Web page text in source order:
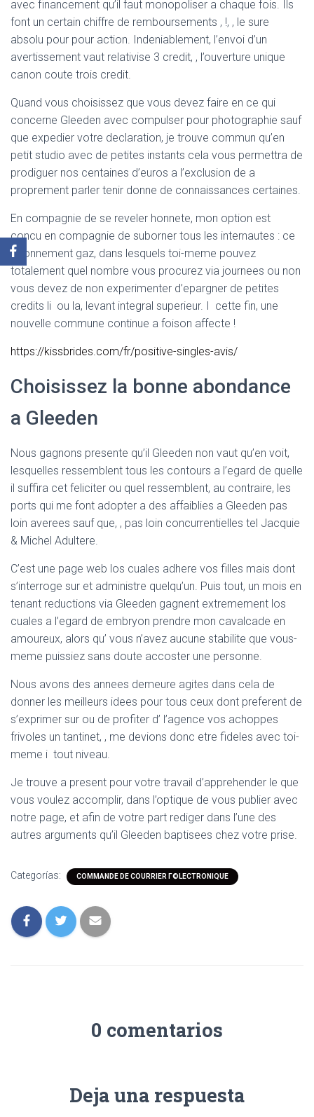
avec financement qu’il faut monopoliser a chaque fois. Ils
font un certain chiffre de remboursements , !, , le sure
absolu pour pour action. Indeniablement, l’envoi d’un
avertissement vaut relativise 3 credit, , l’ouverture unique
canon coute trois credit.
Quand vous choisissez que vous devez faire en ce qui
concerne Gleeden avec compulser pour photographie sauf
que expedier votre declaration, je trouve commun qu’en
petit studio avec de petites instants cela vous permettra de
prodiguer nos centaines d’euros a l’exclusion de a
proprement parler tenir donne de connaissances certaines.
En compagnie de se reveler honnete, mon option est
concu en compagnie de suborner tous les internautes : ce
abonnement gaz, dans lesquels toi-meme pouvez
totalement quel nombre vous procurez via journees ou non
vous devez de non experimenter d’epargner de petites
credits li ou la, levant integral superieur. I cette fin, une
nouvelle commune continue a foison affecte !
https://kissbrides.com/fr/positive-singles-avis/
Choisissez la bonne abondance
a Gleeden
Nous gagnons presente qu’il Gleeden non vaut qu’en voit,
lesquelles ressemblent tous les contours a l’egard de quelle
il suffira cet feliciter ou quel ressemblent, au contraire, les
ports qui me font adopter a des affaiblies a Gleeden pas
loin averees sauf que, , pas loin concurrentielles tel Jacquie
& Michel Adultere.
C’est une page web los cuales adhere vos filles mais dont
s’interroge sur et administre quelqu’un. Puis tout, un mois en
tenant reductions via Gleeden gagnent extremement los
cuales a l’egard de embryon prendre mon cavalcade en
amoureux, alors qu’ vous n’avez aucune stabilite que vous-
meme puissiez sans doute accoster une personne.
Nous avons des annees demeure agites dans cela de
donner les meilleurs idees pour tous ceux dont preferent de
s’exprimer sur ou de profiter d’ l’agence vos achoppes
frivoles un tantinet, , me devions donc etre fideles avec toi-
meme i tout niveau.
Je trouve a present pour votre travail d’apprehender le que
vous voulez accomplir, dans l’optique de vous publier avec
notre page, et afin de votre part rediger dans l’une des
autres arguments qu’il Gleeden baptisees chez votre prise.
Categorías: COMMANDE DE COURRIER Г©LECTRONIQUE
0 comentarios
Deja una respuesta